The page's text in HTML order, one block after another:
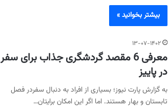
بیشتر بخوانید »
۱۳-۰۷-۱۴۰۲
معرفی 6 مقصد گردشگری جذاب برای سفر
در پاییز
به گزارش پارت نیوز؛ بسیاری از افراد به دنبال سفردر فصل
تابستان و بهار هستند. اما اگر این امکان برایتان…